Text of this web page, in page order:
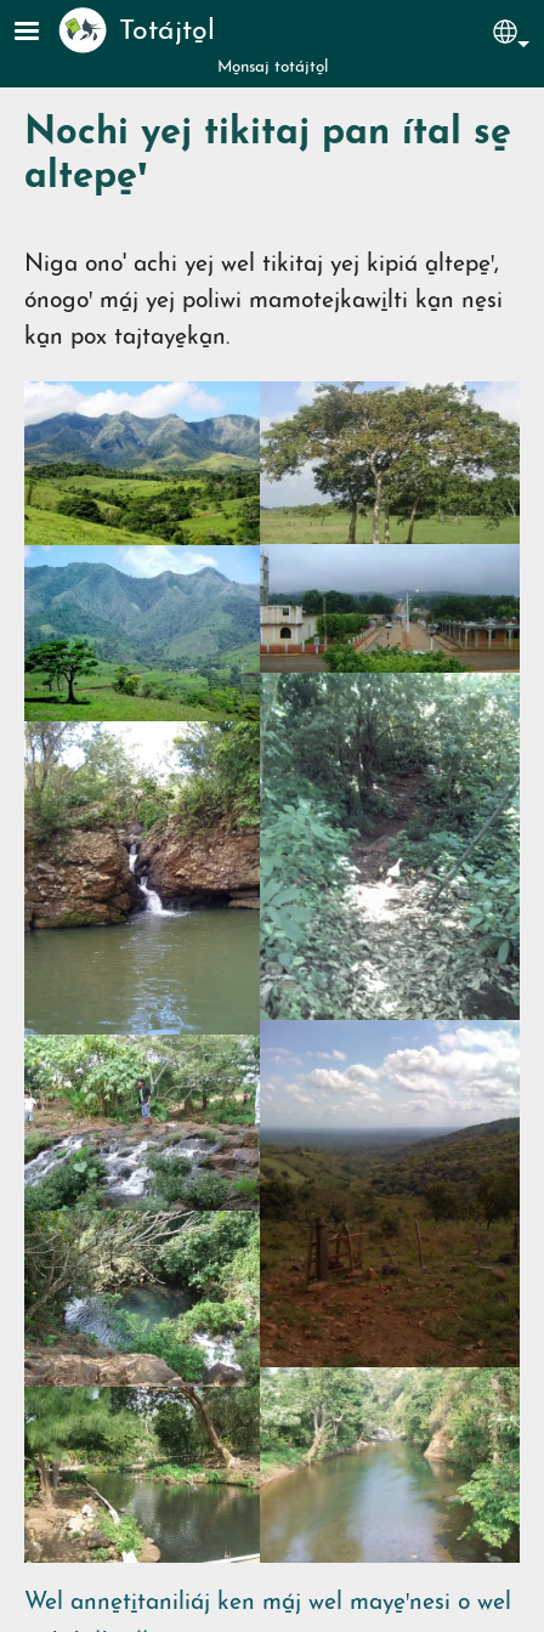
Pasar al contenido principal
Totájto̱l
Mo̱nsaj totájto̱l
Nochi yej tikitaj pan ítal se̱
altepe̱ꞌ
Niga ono' achi yej wel tikitaj yej kipiá a̱ltepe̱ꞌ,
ónogoꞌ má̱j yej poliwi mamotejkawi̱lti ka̱n ne̱si
ka̱n pox tajtaye̱ka̱n.
Wel anne̱ti̱taniliáj ken má̱j wel maye̱ꞌnesi o wel